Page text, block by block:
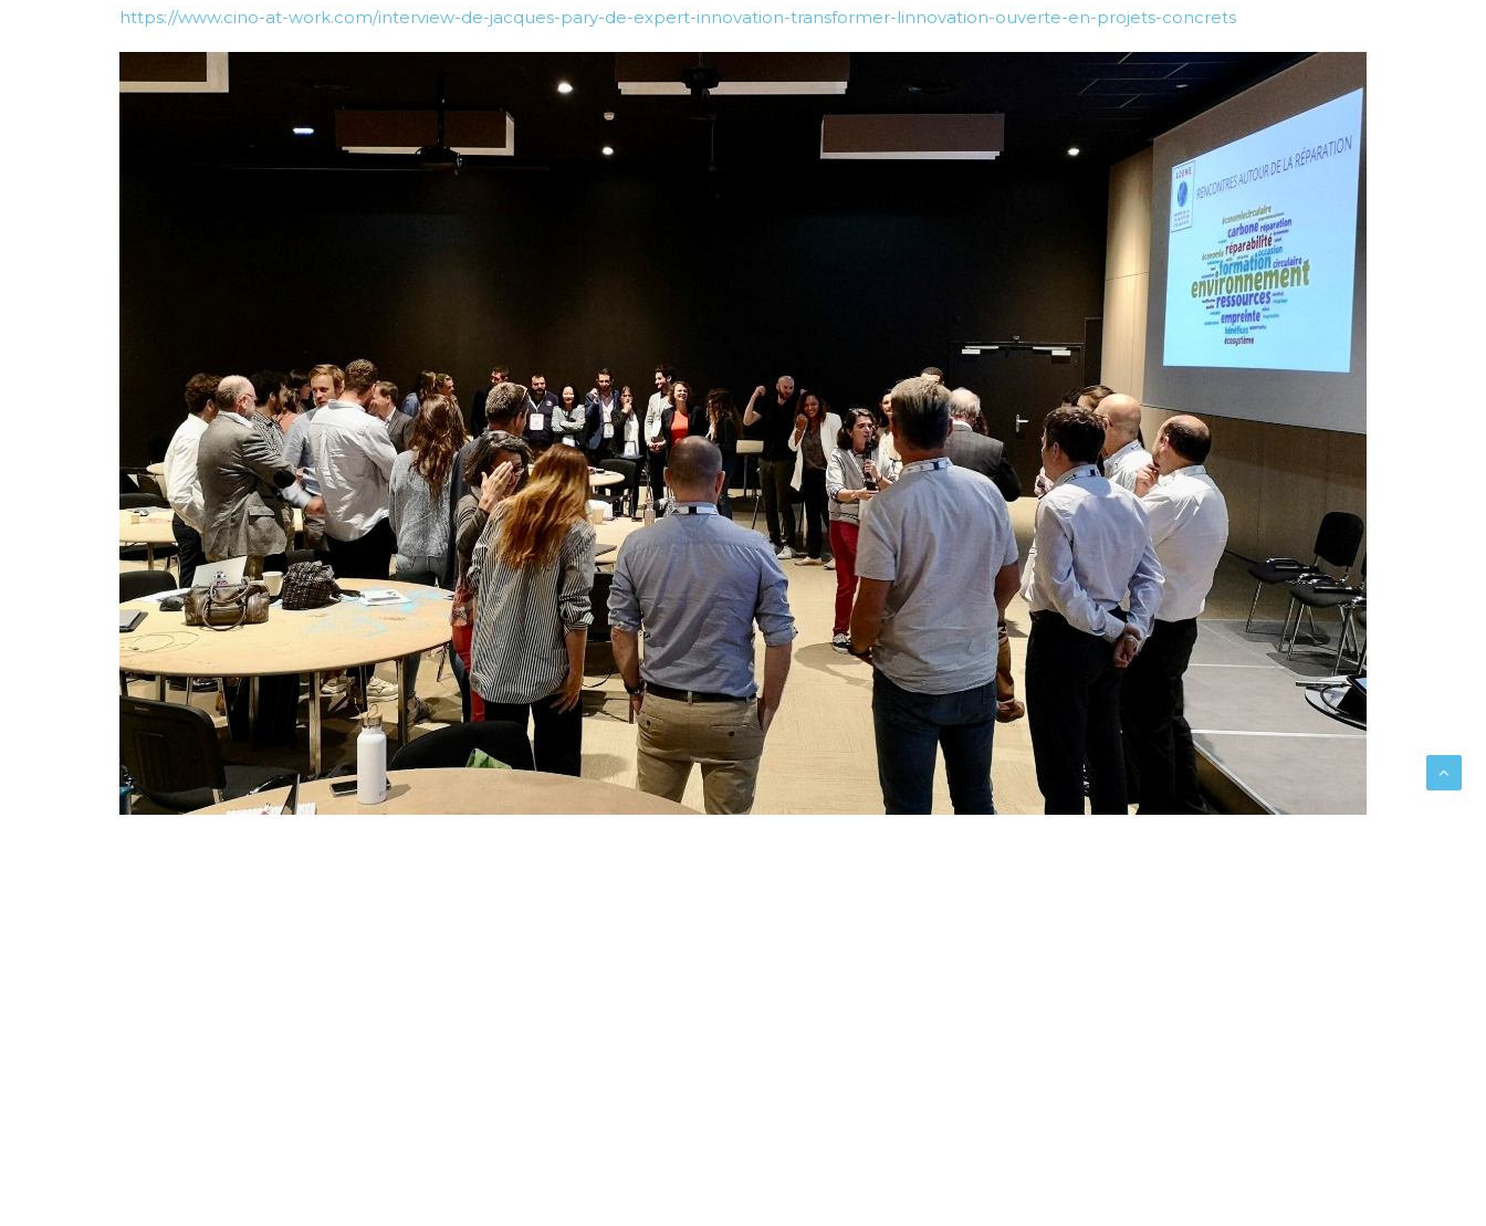
https://www.cino-at-work.com/interview-de-jacques-pary-de-expert-innovation-transformer-linnovation-ouverte-en-projets-concrets